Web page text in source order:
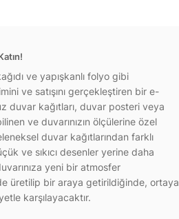
ve yapışkanlı folyo gibi
ve satışını gerçekleştiren bir e-
duvar kağıtları, duvar posteri veya
ve duvarınızın ölçülerine özel
duvar kağıtlarından farklı
ve sıkıcı desenler yerine daha
yeni bir atmosfer
üretilip bir araya getirildiğinde, ortaya
karşılayacaktır.